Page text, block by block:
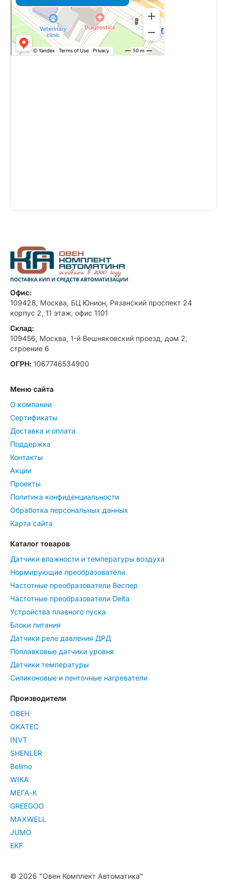
Офис:
109428, Москва, БЦ Юнион, Рязанский проспект 24
корпус 2, 11 этаж, офис 1101
Склад:
109456, Москва, 1-й Вешняковский проезд, дом 2,
строение 6
ОГРН: 1067746534900
Меню сайта
О компании
Сертификаты
Доставка и оплата
Поддержка
Контакты
Акции
Проекты
Политика конфиденциальности
Обработка персональных данных
Карта сайта
Каталог товаров
Датчики влажности и температуры воздуха
Нормирующие преобразователи
Частотные преобразователи Веспер
Частотные преобразователи Delta
Устройства плавного пуска
Блоки питания
Датчики реле давления ДРД
Поплавковые датчики уровня
Датчики температуры
Силиконовые и ленточные нагреватели
Производители
ОВЕН
OKATEC
INVT
SHENLER
Belimo
WIKA
МЕГА-К
GREEGOO
MAXWELL
JUMO
EKF
© 2026 "Овен Комплект Автоматика"